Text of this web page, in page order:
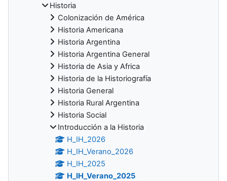
Historia
Colonización de América
Historia Americana
Historia Argentina
Historia Argentina General
Historia de Asia y Africa
Historia de la Historiografía
Historia General
Historia Rural Argentina
Historia Social
Introducción a la Historia
H_IH_2026
H_IH_Verano_2026
H_IH_2025
H_IH_Verano_2025